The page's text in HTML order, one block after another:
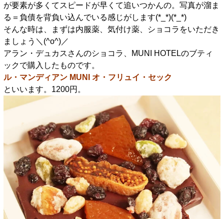
が要素が多くてスピードが早くて追いつかんの。写真が溜ま
る＝負債を背負い込んでいる感じがします(*_*)(*_*)
そんな時は、まずは内服薬、気付け薬、ショコラをいただき
ましょう＼(^o^)／
アラン・デュカスさんのショコラ、MUNI HOTELのブティ
ックで購入したものです。
ル・マンディアン MUNI オ・フリュイ・セック
といいます。1200円。